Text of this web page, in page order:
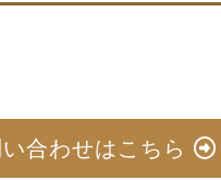
合わせはこちら